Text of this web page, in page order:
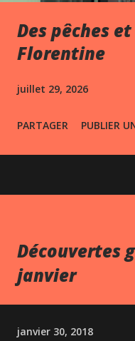
Des pêches
Florentine
juillet 29, 2026
PARTAGER PUBLIER
Découvertes
janvier
janvier 30, 2018